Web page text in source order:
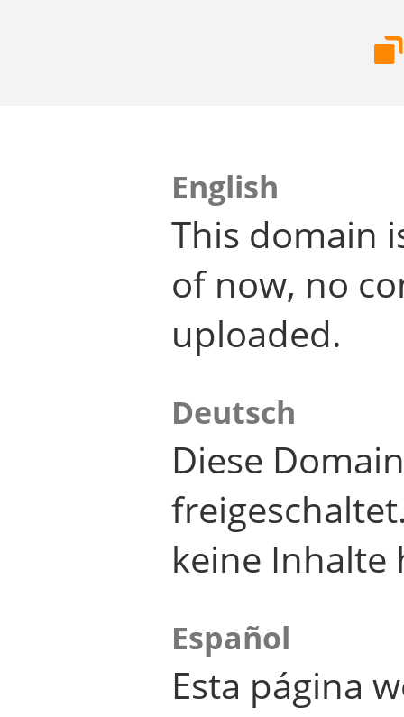
English
This domain
of now, no
uploaded.
Deutsch
Diese
keine Inhalte
Español
Esta página